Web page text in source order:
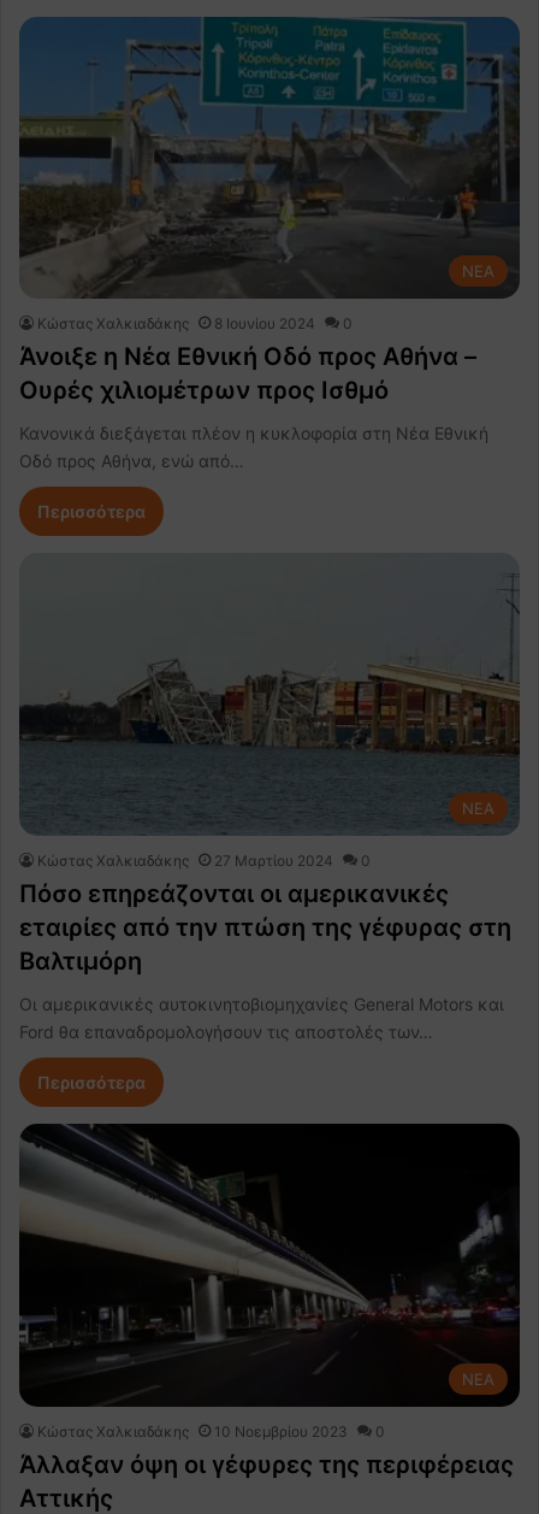
NEA
Κώστας Χαλκιαδάκης 8 Ιουνίου 2024 0
Άνοιξε η Νέα Εθνική Οδό προς Αθήνα –
Ουρές χιλιομέτρων προς Ισθμό
Κανονικά διεξάγεται πλέον η κυκλοφορία στη Νέα Εθνική
Οδό προς Αθήνα, ενώ από…
Περισσότερα
NEA
Κώστας Χαλκιαδάκης 27 Μαρτίου 2024 0
Πόσο επηρεάζονται οι αμερικανικές
εταιρίες από την πτώση της γέφυρας στη
Βαλτιμόρη
Οι αμερικανικές αυτοκινητοβιομηχανίες General Motors και
Ford θα επαναδρομολογήσουν τις αποστολές των…
Περισσότερα
NEA
Κώστας Χαλκιαδάκης 10 Νοεμβρίου 2023 0
Άλλαξαν όψη οι γέφυρες της περιφέρειας
Αττικής